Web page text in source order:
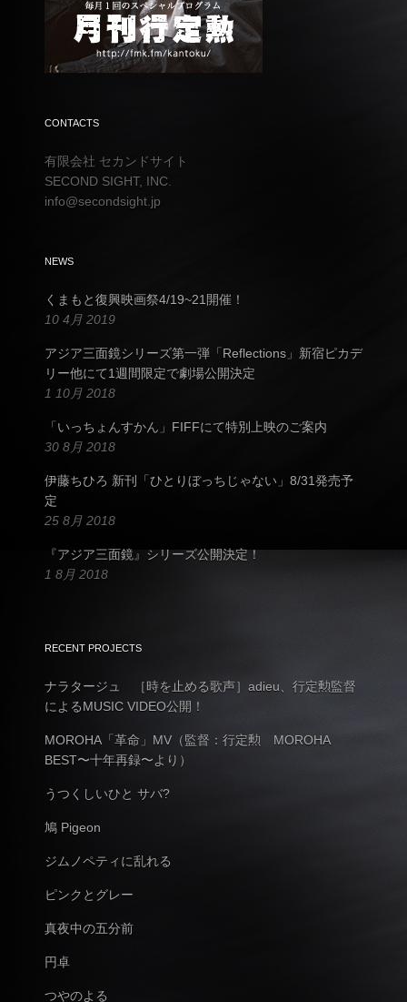
CONTACTS
有限会社 セカンドサイト
SECOND SIGHT, INC.
info@secondsight.jp
NEWS
くまもと復興映画祭4/19~21開催！
10 4月 2019
アジア三面鏡シリーズ第一弾「Reflections」新宿ピカデ
リー他にて1週間限定で劇場公開決定
1 10月 2018
「いっちょんすかん」FIFFにて特別上映のご案内
30 8月 2018
伊藤ちひろ 新刊「ひとりぼっちじゃない」8/31発売予
定
25 8月 2018
『アジア三面鏡』シリーズ公開決定！
1 8月 2018
RECENT PROJECTS
ナラタージュ ［時を止める歌声］adieu、行定勲監督
によるMUSIC VIDEO公開！
MOROHA「革命」MV（監督：行定勲 MOROHA
BEST〜十年再録〜より）
うつくしいひと サバ?
鳩 Pigeon
ジムノペティに乱れる
ピンクとグレー
真夜中の五分前
円卓
つやのよる